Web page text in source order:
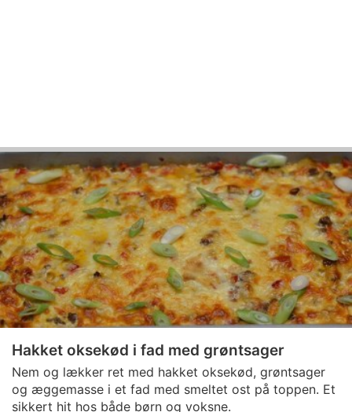
Hakket oksekød i fad med grøntsager
Nem og lækker ret med hakket oksekød, grøntsager
og æggemasse i et fad med smeltet ost på toppen. Et
sikkert hit hos både børn og voksne.